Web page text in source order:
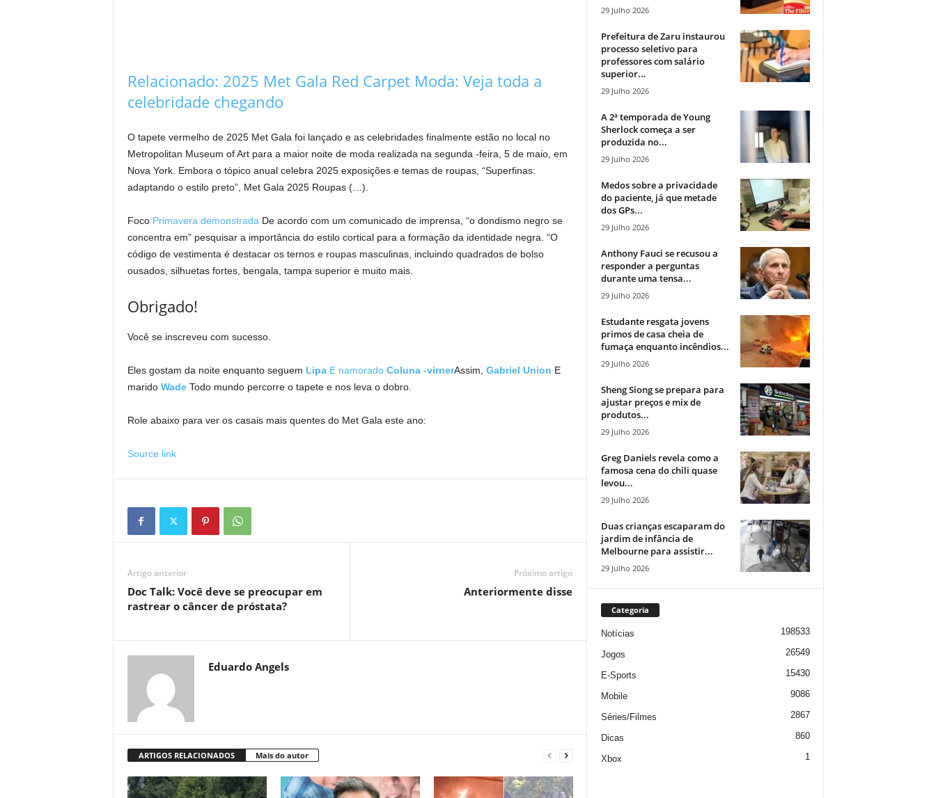
Relacionado: 2025 Met Gala Red Carpet Moda: Veja toda a
celebridade chegando
O tapete vermelho de 2025 Met Gala foi lançado e as celebridades finalmente estão no local no
Metropolitan Museum of Art para a maior noite de moda realizada na segunda -feira, 5 de maio, em
Nova York. Embora o tópico anual celebra 2025 exposições e temas de roupas, “Superfinas:
adaptando o estilo preto”, Met Gala 2025 Roupas (…).
Foco Primavera demonstrada De acordo com um comunicado de imprensa, “o dondismo negro se
concentra em” pesquisar a importância do estilo cortical para a formação da identidade negra. “O
código de vestimenta é destacar os ternos e roupas masculinas, incluindo quadrados de bolso
ousados, silhuetas fortes, bengala, tampa superior e muito mais.
Obrigado!
Você se inscreveu com sucesso.
Eles gostam da noite enquanto seguem LipaE namorado Coluna -virnerAssim, Gabriel Union E
marido WadeTodo mundo percorre o tapete e nos leva o dobro.
Role abaixo para ver os casais mais quentes do Met Gala este ano:
Source link
Artigo anterior
Doc Talk: Você deve se preocupar em
rastrear o câncer de próstata?
Próximo artigo
Anteriormente disse
Eduardo Angels
ARTIGOS RELACIONADOS Mais do autor
29 Julho 2026
Prefeitura de Zaru instaurou
processo seletivo para
professores com salário
superior...
29 Julho 2026
A 2ª temporada de Young
Sherlock começa a ser
produzida no...
29 Julho 2026
Medos sobre a privacidade
do paciente, já que metade
dos GPs...
29 Julho 2026
Anthony Fauci se recusou a
responder a perguntas
durante uma tensa...
29 Julho 2026
Estudante resgata jovens
primos de casa cheia de
fumaça enquanto incêndios...
29 Julho 2026
Sheng Siong se prepara para
ajustar preços e mix de
produtos...
29 Julho 2026
Greg Daniels revela como a
famosa cena do chili quase
levou...
29 Julho 2026
Duas crianças escaparam do
jardim de infância de
Melbourne para assistir...
29 Julho 2026
Categoria
Notícias 198533
Jogos 26549
E-Sports 15430
Mobile 9086
Séries/Filmes 2867
Dicas 860
Xbox 1